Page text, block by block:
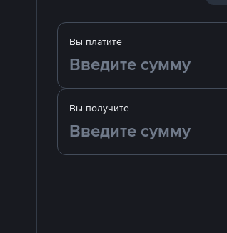
Вы платите
Вы получите